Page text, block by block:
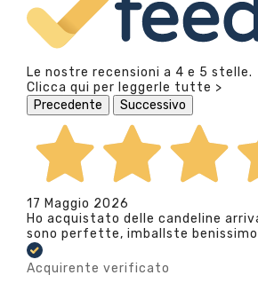
Le nostre recensioni a 4 e 5 stelle.
Clicca qui per leggerle tutte >
Precedente
Successivo
17 Maggio 2026
Ho acquistato delle candeline
sono perfette, imballste benissimo
Acquirente verificato